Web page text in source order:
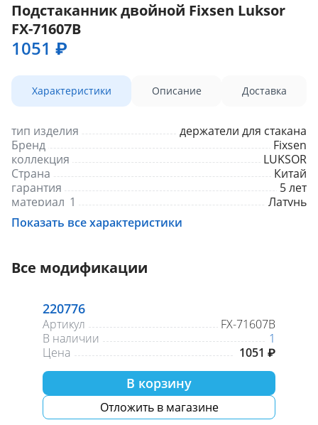
Подстаканник двойной Fixsen Luksor
FX-71607B
1051 ₽
Характеристики Описание Доставка
тип изделия
держатели для стакана
Бренд
Fixsen
коллекция
LUKSOR
Страна
Китай
гарантия
5 лет
материал_1
Латунь
материал_2
монтаж
высота, см.
материал подложки
метод крепления
цвет_1
Черный
цвет_2
Золото
тип рисунка
без рисунка
форма розетки
Круглая
Показать все характеристики
Все модификации
220776
Артикул
FX-71607B
В наличии
1
Цена
1051 ₽
В корзину
Отложить в магазине